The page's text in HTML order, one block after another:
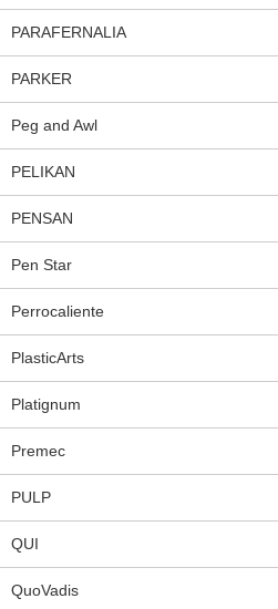
PARAFERNALIA
PARKER
Peg and Awl
PELIKAN
PENSAN
Pen Star
Perrocaliente
PlasticArts
Platignum
Premec
PULP
QUI
QuoVadis